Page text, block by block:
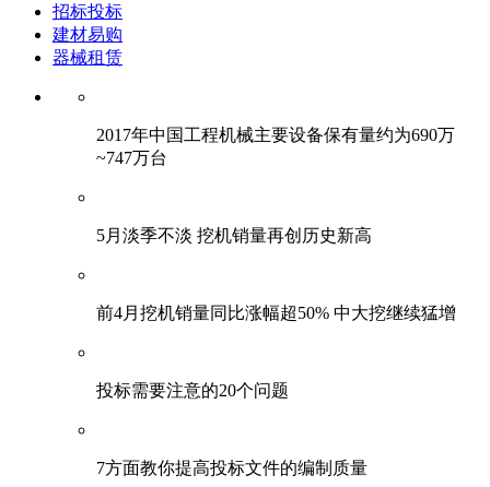
招标投标
建材易购
器械租赁
2017年中国工程机械主要设备保有量约为690万
~747万台
5月淡季不淡 挖机销量再创历史新高
前4月挖机销量同比涨幅超50% 中大挖继续猛增
投标需要注意的20个问题
​7方面教你提高投标文件的编制质量